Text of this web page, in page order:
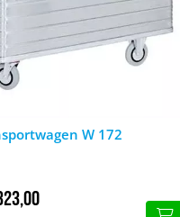
Transportwagen W 172
W 172
00